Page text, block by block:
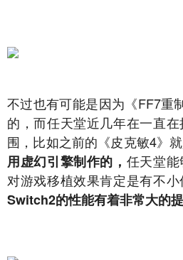
不过也有可能是因为《FF7重
的，而任天堂近几年在一直
围，比如之前的《皮克敏4》
用虚幻引擎制作的， 任天堂能
对游戏移植效果肯定是有不小
Switch2的性能有着非常大的提